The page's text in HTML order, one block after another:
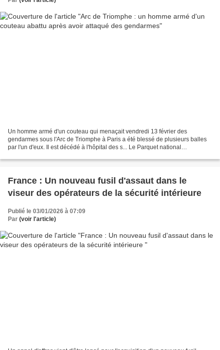
Un homme armé d'un couteau qui menaçait vendredi 13 février des
gendarmes sous l'Arc de Triomphe à Paris a été blessé de plusieurs balles
par l'un d'eux. Il est décédé à l'hôpital des s... Le Parquet national
France : Un nouveau fusil d'assaut dans le
viseur des opérateurs de la sécurité intérieure
Publié le 03/01/2026 à 07:09
Par (voir l'article)